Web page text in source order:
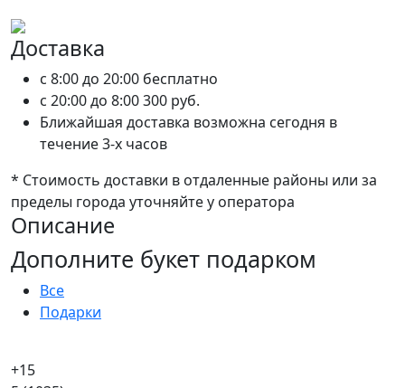
Доставка
c 8:00 до 20:00 бесплатно
c 20:00 до 8:00300 руб.
Ближайшая доставка возможна сегодня в
течение 3-х часов
* Стоимость доставки в отдаленные районы или за
пределы города уточняйте у оператора
Описание
Дополните букет подарком
Все
Подарки
+15